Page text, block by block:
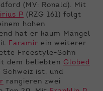
(MV: Ronald). Mit
P (RZG 161) folgt
hohen
hat er kaum Mängel
Faramir ein weiterer
Freestyle-Sohn
dem beliebten Globed
Schweiz ist, und
rangieren zwei